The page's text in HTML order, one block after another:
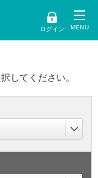
ログイン
してください。